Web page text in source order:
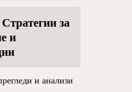
за
и
и анализи